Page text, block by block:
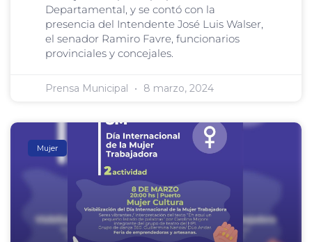
Departamental, y se contó con la
presencia del Intendente José Luis Walser,
el senador Ramiro Favre, funcionarios
provinciales y concejales.
Prensa Municipal 8 marzo, 2024
Mujer